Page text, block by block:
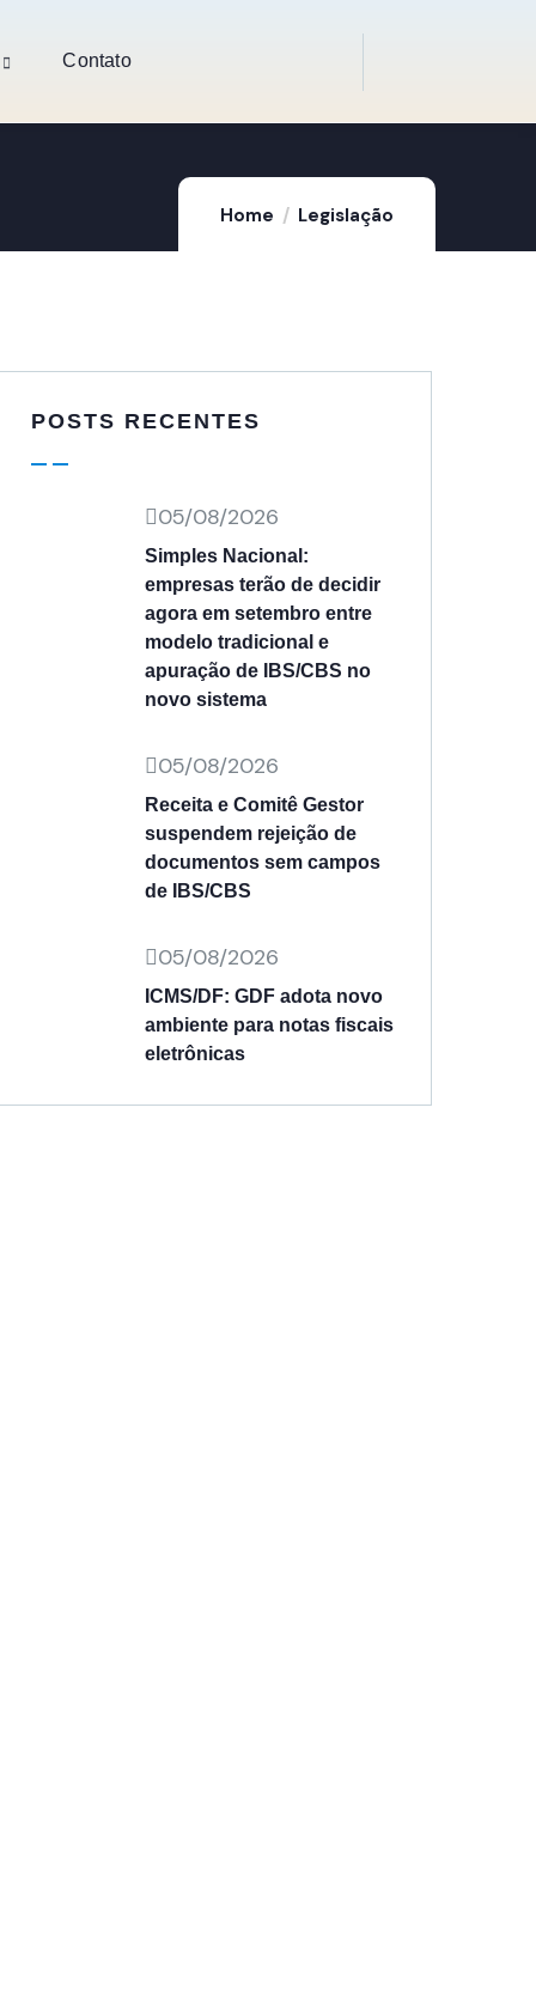
Contato
Home Legislação
POSTS RECENTES
05/08/2026
Simples Nacional:
empresas terão de decidir
agora em setembro entre
modelo tradicional e
apuração de IBS/CBS no
novo sistema
05/08/2026
Receita e Comitê Gestor
suspendem rejeição de
documentos sem campos
de IBS/CBS
05/08/2026
ICMS/DF: GDF adota novo
ambiente para notas fiscais
eletrônicas